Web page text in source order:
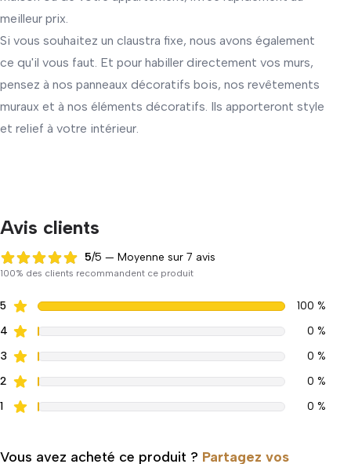
meilleur prix.
Si vous souhaitez un claustra fixe, nous avons également
ce qu'il vous faut. Et pour habiller directement vos murs,
pensez à nos panneaux décoratifs bois, nos revêtements
muraux et à nos éléments décoratifs . Ils apporteront style
et relief à votre intérieur.
Avis clients
5 sur 5
5/5 — Moyenne sur 7 avis
100% des clients recommandent ce produit
5
100 %
4
0 %
3
0 %
2
0 %
1
0 %
Vous avez acheté ce produit ? Partagez vos